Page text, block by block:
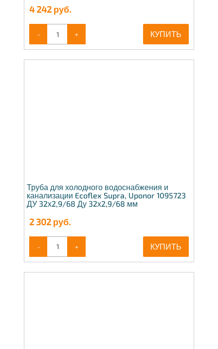
4 242 руб.
- + КУПИТЬ
Труба для холодного водоснабжения и
канализации Ecoflex Supra, Uponor 1095723
ДУ 32х2,9/68 Ду 32х2,9/68 мм
2 302 руб.
- + КУПИТЬ